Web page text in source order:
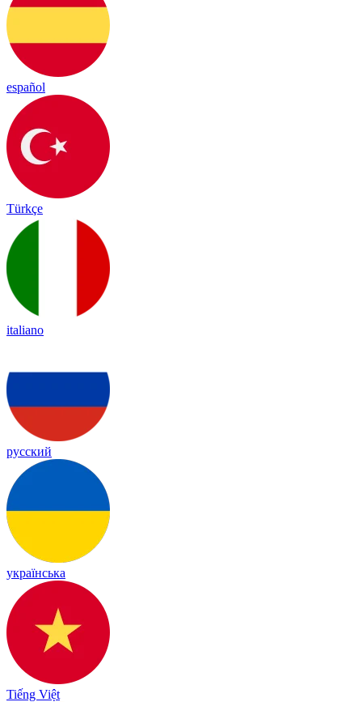
español
Türkçe
italiano
русский
українська
Tiếng Việt